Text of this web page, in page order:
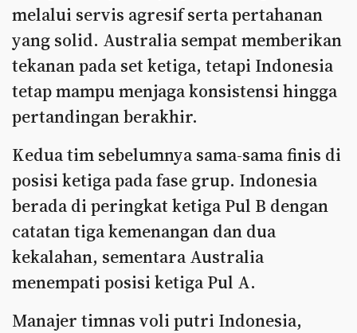
melalui servis agresif serta pertahanan
yang solid. Australia sempat memberikan
tekanan pada set ketiga, tetapi Indonesia
tetap mampu menjaga konsistensi hingga
pertandingan berakhir.
Kedua tim sebelumnya sama-sama finis di
posisi ketiga pada fase grup. Indonesia
berada di peringkat ketiga Pul B dengan
catatan tiga kemenangan dan dua
kekalahan, sementara Australia
menempati posisi ketiga Pul A.
Manajer timnas voli putri Indonesia,